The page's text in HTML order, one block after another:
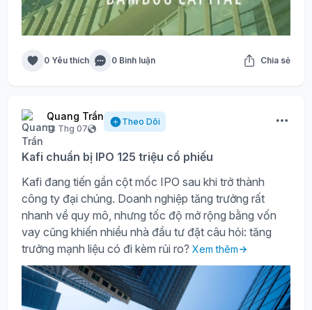
0 Yêu thích 0 Bình luận Chia sẻ
Quang Trần
13 Thg 07
Theo Dõi
Kafi chuẩn bị IPO 125 triệu cổ phiếu
Kafi đang tiến gần cột mốc IPO sau khi trở thành
công ty đại chúng. Doanh nghiệp tăng trưởng rất
nhanh về quy mô, nhưng tốc độ mở rộng bằng vốn
vay cũng khiến nhiều nhà đầu tư đặt câu hỏi: tăng
trưởng mạnh liệu có đi kèm rủi ro? Xem thêm